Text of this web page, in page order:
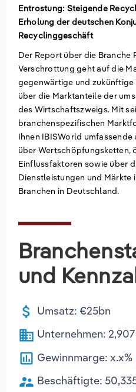
Entrostung: Steigende
Erholung der deutschen
Recyclinggeschäft
Der Report über die Branche
Verschrottung geht auf die
gegenwärtige und
über die Marktanteile der
des Wirtschaftszweigs. Mit
branchenspezifischen
Ihnen IBISWorld
über Wertschöpfungsketten,
Einflussfaktoren sowie über
Dienstleistungen und Märkte
Branchen in Deutschland.
und
attach_money Umsatz: €25bn
business Unternehmen: 2,907
poll Gewinnmarge: x.x%
supervisor_account Beschäftigte:
Groß- und Einzelhandel
Information und
Freiberufliche,
technische Dienstleistungen
Deutschland
Italien
Irland
Spanien
Vereinigtes Königreich
Marketing
Private Equity
Sales Vertrieb
Bibliotheken